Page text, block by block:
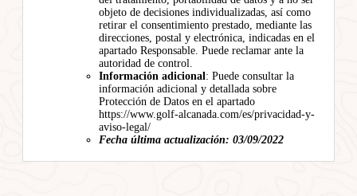
objeto de decisiones individualizadas, así como
retirar el consentimiento prestado, mediante las
direcciones, postal y electrónica, indicadas en el
apartado Responsable. Puede reclamar ante la
autoridad de control.
Información adicional: Puede consultar la
información adicional y detallada sobre
Protección de Datos en el apartado
https://www.golf-alcanada.com/es/privacidad-y-
aviso-legal/
Fecha última actualización: 03/09/2022